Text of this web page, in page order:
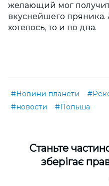
желающий мог
вкуснейшего пряника.
хотелось, то и по два.
#Новини планети
#новости
#Польша
Cтаньте
зберігає